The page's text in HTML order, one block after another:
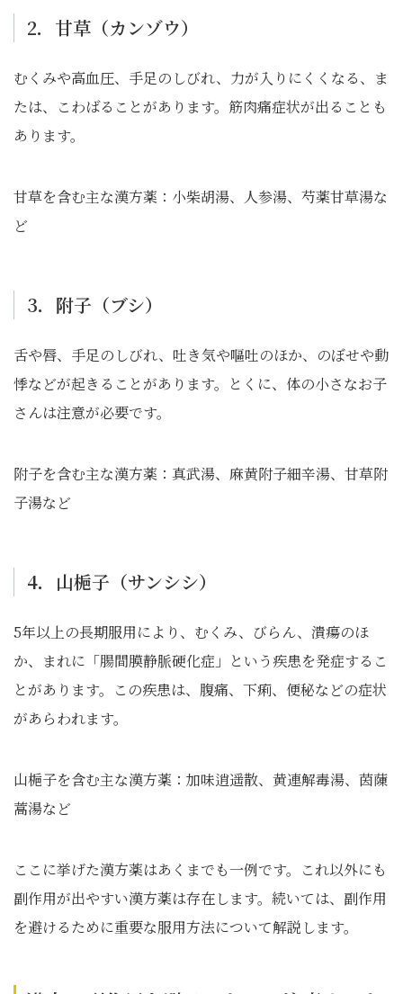
2．甘草（カンゾウ）
むくみや高血圧、手足のしびれ、力が入りにくくなる、ま
たは、こわばることがあります。筋肉痛症状が出ることも
あります。
甘草を含む主な漢方薬：小柴胡湯、人参湯、芍薬甘草湯な
ど
3．附子（ブシ）
舌や唇、手足のしびれ、吐き気や嘔吐のほか、のぼせや動
悸などが起きることがあります。とくに、体の小さなお子
さんは注意が必要です。
附子を含む主な漢方薬：真武湯、麻黄附子細辛湯、甘草附
子湯など
4．山梔子（サンシシ）
5年以上の長期服用により、むくみ、びらん、潰瘍のほ
か、まれに「腸間膜静脈硬化症」という疾患を発症するこ
とがあります。この疾患は、腹痛、下痢、便秘などの症状
があらわれます。
山梔子を含む主な漢方薬：加味逍遥散、黄連解毒湯、茵蔯
蒿湯など
ここに挙げた漢方薬はあくまでも一例です。これ以外にも
副作用が出やすい漢方薬は存在します。続いては、副作用
を避けるために重要な服用方法について解説します。